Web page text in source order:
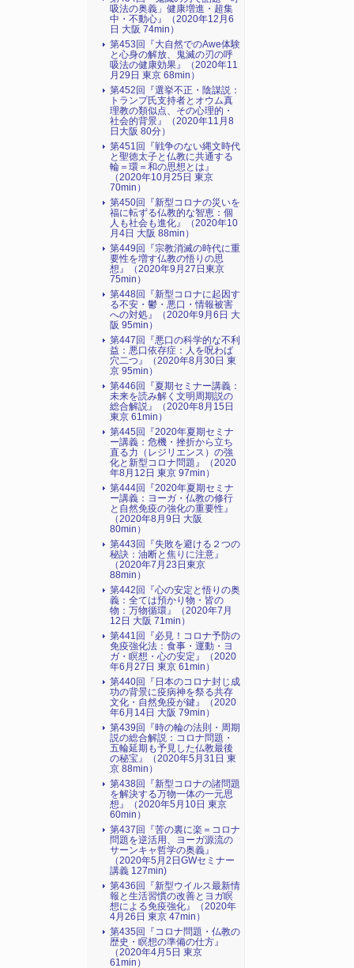
吸法の奥義」健康増進・超集
中・不動心』（2020年12月6
日 大阪 74min）
第453回『大自然でのAwe体験
と心身の解放、鬼滅の刃の呼
吸法の健康効果』（2020年11
月29日 東京 68min）
第452回『選挙不正・陰謀説：
トランプ氏支持者とオウム真
理教の類似点、その心理的・
社会的背景』（2020年11月8
日大阪 80分）
第451回『戦争のない縄文時代
と聖徳太子と仏教に共通する
輪＝環＝和の思想とは』
（2020年10月25日 東京
70min）
第450回『新型コロナの災いを
福に転ずる仏教的な智恵：個
人も社会も進化』（2020年10
月4日 大阪 88min）
第449回『宗教消滅の時代に重
要性を増す仏教の悟りの思
想』（2020年9月27日東京
75min）
第448回『新型コロナに起因す
る不安・鬱・悪口・情報被害
への対処』（2020年9月6日 大
阪 95min）
第447回『悪口の科学的な不利
益：悪口依存症：人を呪わば
穴二つ』（2020年8月30日 東
京 95min）
第446回『夏期セミナー講義：
未来を読み解く文明周期説の
総合解説』（2020年8月15日
東京 61min）
第445回『2020年夏期セミナ
ー講義：危機・挫折から立ち
直る力（レジリエンス）の強
化と新型コロナ問題』（2020
年8月12日 東京 97min）
第444回『2020年夏期セミナ
ー講義：ヨーガ・仏教の修行
と自然免疫の強化の重要性』
（2020年8月9日 大阪
80min）
第443回『失敗を避ける２つの
秘訣：油断と焦りに注意』
（2020年7月23日東京
88min）
第442回『心の安定と悟りの奥
義：全ては預かり物・皆の
物：万物循環』（2020年7月
12日 大阪 71min）
第441回『必見！コロナ予防の
免疫強化法：食事・運動・ヨ
ガ・瞑想・心の安定』（2020
年6月27日 東京 61min）
第440回『日本のコロナ封じ成
功の背景に疫病神を祭る共存
文化・自然免疫が鍵』（2020
年6月14日 大阪 79min）
第439回『時の輪の法則・周期
説の総合解説：コロナ問題・
五輪延期も予見した仏教最後
の秘宝』（2020年5月31日 東
京 88min）
第438回『新型コロナの諸問題
を解決する万物一体の一元思
想』（2020年5月10日 東京
60min）
第437回『苦の裏に楽＝コロナ
問題を逆活用、ヨーガ源流の
サーンキャ哲学の奥義』
（2020年5月2日GWセミナー
講義 127min)
第436回『新型ウイルス最新情
報と生活習慣の改善とヨガ瞑
想による免疫強化』（2020年
4月26日 東京 47min）
第435回『コロナ問題・仏教の
歴史・瞑想の準備の仕方』
（2020年4月5日 東京
61min）